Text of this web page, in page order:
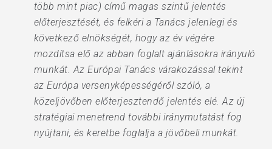
több mint piac) című magas szintű jelentés
előterjesztését, és felkéri a Tanács jelenlegi és
következő elnökségét, hogy az év végére
mozdítsa elő az abban foglalt ajánlásokra irányuló
munkát. Az Európai Tanács várakozással tekint
az Európa versenyképességéről szóló, a
közeljövőben előterjesztendő jelentés elé. Az új
stratégiai menetrend további iránymutatást fog
nyújtani, és keretbe foglalja a jövőbeli munkát.